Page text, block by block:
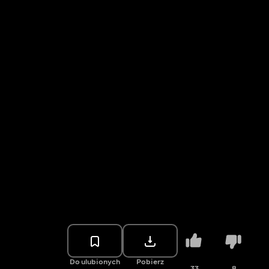
Do ulubionych Pobierz